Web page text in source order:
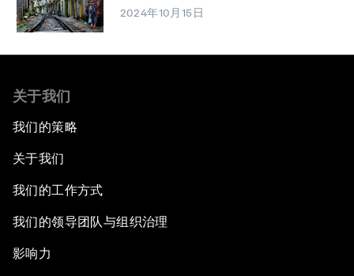
2024年10月15日
关于我们
我们的策略
关于我们
我们的工作方式
我们的领导团队与组织治理
影响力